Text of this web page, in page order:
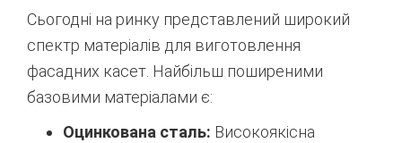
Сьогодні на ринку представлений широкий
спектр матеріалів для виготовлення
фасадних касет. Найбільш поширеними
базовими матеріалами є:
Оцинкована сталь: Високоякісна